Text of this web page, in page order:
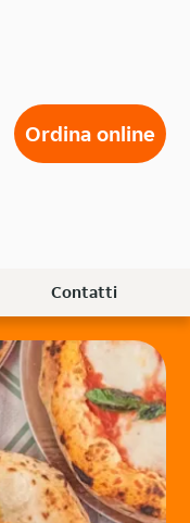
Ordina online
Contatti